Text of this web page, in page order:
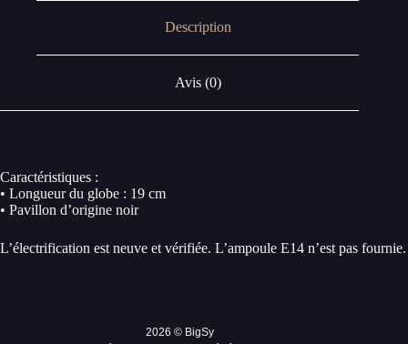
Description
Avis (0)
Caractéristiques :
• Longueur du globe : 19 cm
• Pavillon d’origine noir
L’électrification est neuve et vérifiée. L’ampoule E14 n’est pas fournie.
2026 © BigSy